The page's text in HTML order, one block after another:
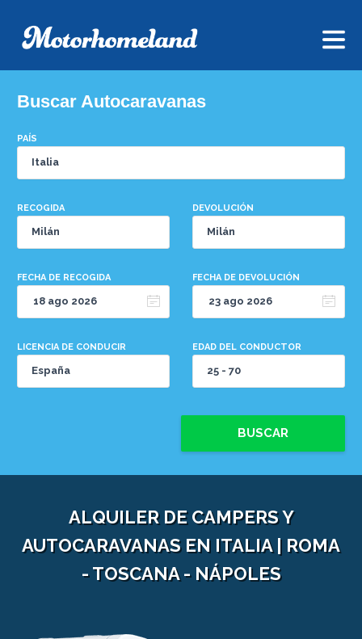
Buscar Autocaravanas
PAÍS
RECOGIDA DEVOLUCIÓN
FECHA DE RECOGIDA FECHA DE DEVOLUCIÓN
LICENCIA DE CONDUCIR EDAD DEL CONDUCTOR
BUSCAR
ALQUILER DE CAMPERS Y
AUTOCARAVANAS EN ITALIA | ROMA
- TOSCANA - NÁPOLES